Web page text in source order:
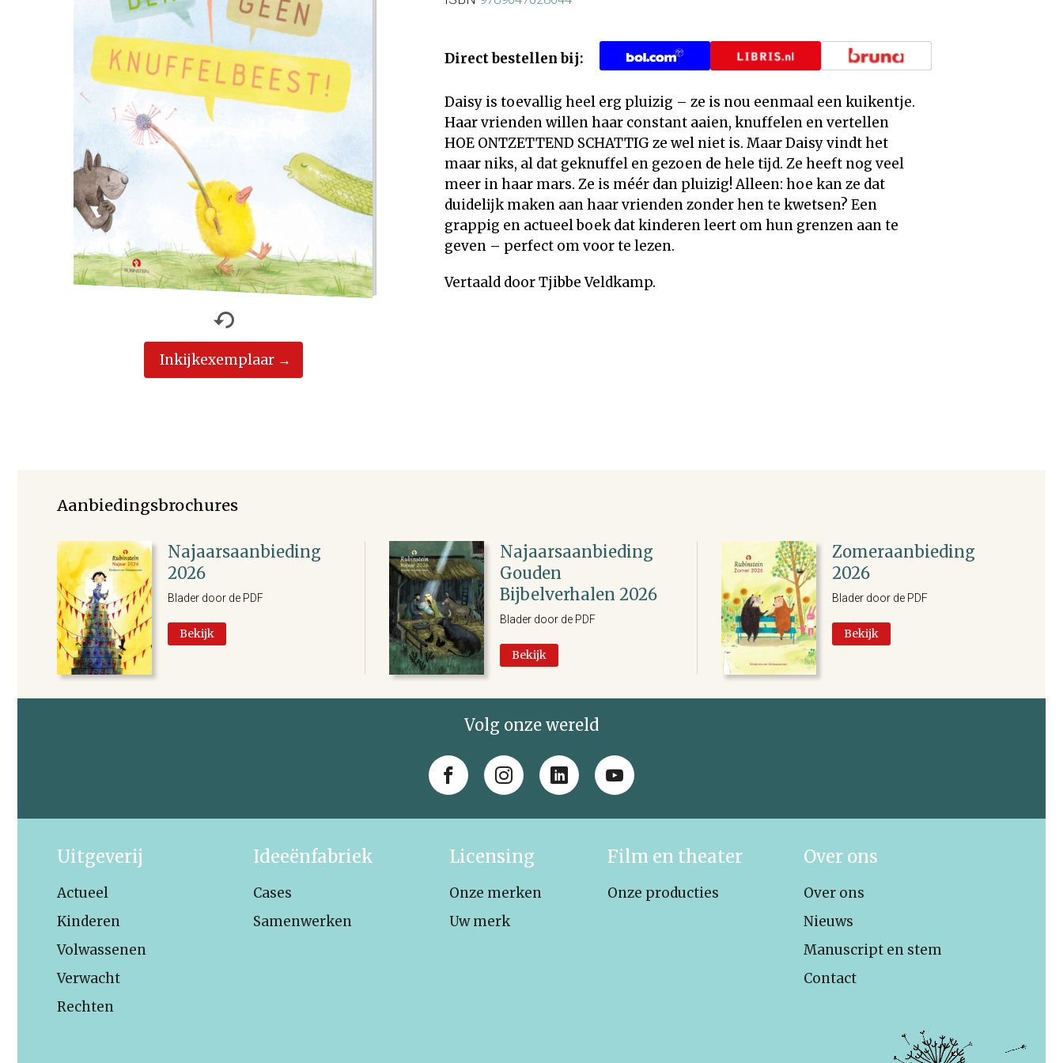
Rechten
Inkijkexemplaar
Direct bestellen bij:
Daisy is toevallig heel erg pluizig – ze is nou eenmaal een kuikentje.
Haar vrienden willen haar constant aaien, knuffelen en vertellen
HOE ONTZETTEND SCHATTIG ze wel niet is. Maar Daisy vindt het
maar niks, al dat geknuffel en gezoen de hele tĳd. Ze heeft nog veel
meer in haar mars. Ze is méér dan pluizig! Alleen: hoe kan ze dat
duidelĳk maken aan haar vrienden zonder hen te kwetsen? Een
grappig en actueel boek dat kinderen leert om hun grenzen aan te
geven – perfect om voor te lezen.
Vertaald door Tjibbe Veldkamp.
Aanbiedingsbrochures
Najaarsaanbieding
2026
Blader door de PDF
Bekijk
Najaarsaanbieding
Gouden
Bijbelverhalen 2026
Blader door de PDF
Bekijk
Zomeraanbieding
2026
Blader door de PDF
Bekijk
Volg onze wereld
Uitgeverij
Actueel
Kinderen
Volwassenen
Verwacht
Rechten
Ideeënfabriek
Cases
Samenwerken
Licensing
Onze merken
Uw merk
Film en theater
Onze producties
Over ons
Over ons
Nieuws
Manuscript en stem
Contact